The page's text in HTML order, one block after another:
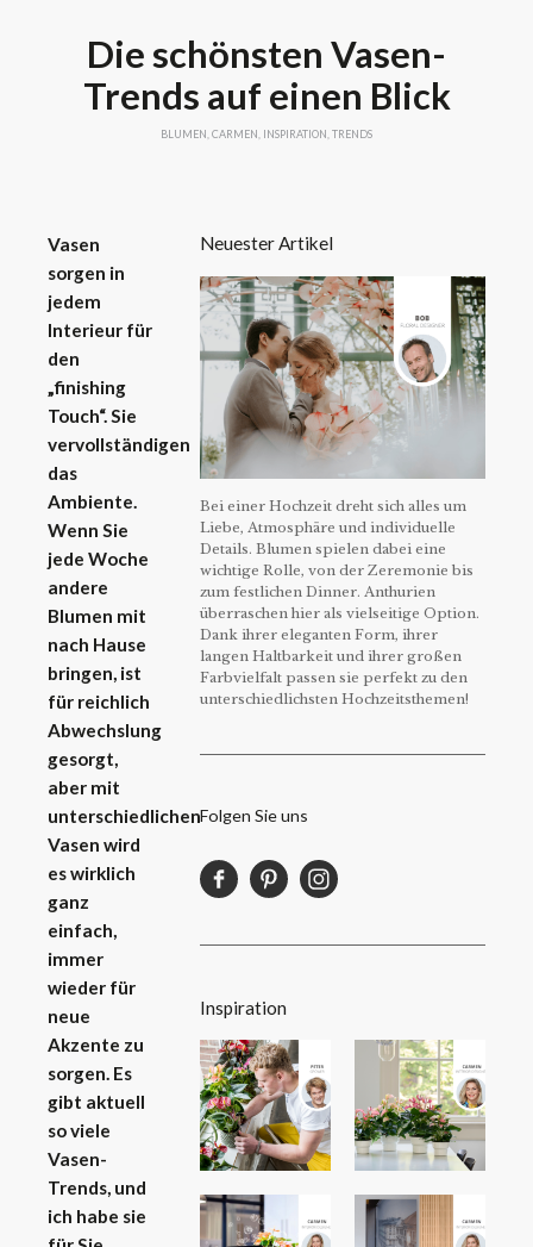
Die schönsten Vasen-
Trends auf einen Blick
BLUMEN CARMEN INSPIRATION TRENDS
Vasen
sorgen in
jedem
Interieur für
den
„finishing
Touch“. Sie
vervollständigen
das
Ambiente.
Wenn Sie
jede Woche
andere
Blumen mit
nach Hause
bringen, ist
für reichlich
Abwechslung
gesorgt,
aber mit
unterschiedlichen
Vasen wird
es wirklich
ganz
einfach,
immer
wieder für
neue
Akzente zu
sorgen. Es
gibt aktuell
so viele
Vasen-
Trends, und
ich habe sie
Neuester Artikel
Bei einer Hochzeit dreht sich alles um
Liebe, Atmosphäre und individuelle
Details. Blumen spielen dabei eine
wichtige Rolle, von der Zeremonie bis
zum festlichen Dinner. Anthurien
überraschen hier als vielseitige Option.
Dank ihrer eleganten Form, ihrer
langen Haltbarkeit und ihrer großen
Farbvielfalt passen sie perfekt zu den
unterschiedlichsten Hochzeitsthemen!
Folgen Sie uns
Inspiration